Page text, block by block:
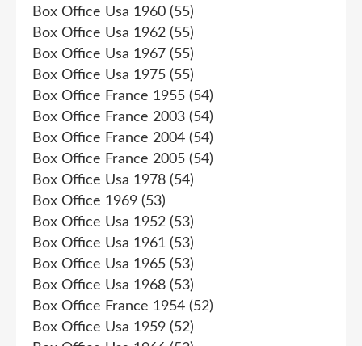
Box Office Usa 1960 (55)
Box Office Usa 1962 (55)
Box Office Usa 1967 (55)
Box Office Usa 1975 (55)
Box Office France 1955 (54)
Box Office France 2003 (54)
Box Office France 2004 (54)
Box Office France 2005 (54)
Box Office Usa 1978 (54)
Box Office 1969 (53)
Box Office Usa 1952 (53)
Box Office Usa 1961 (53)
Box Office Usa 1965 (53)
Box Office Usa 1968 (53)
Box Office France 1954 (52)
Box Office Usa 1959 (52)